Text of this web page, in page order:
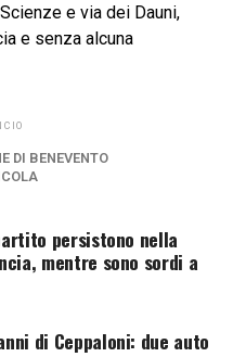
e via dei Dauni,
e senza alcuna
DI BENEVENTO
persistono nella
mentre sono sordi a
di Ceppaloni: due auto